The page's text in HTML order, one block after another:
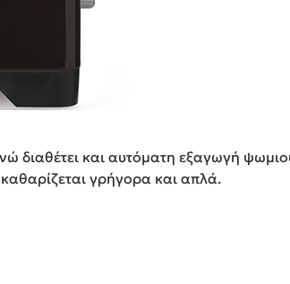
διαθέτει και αυτόματη εξαγωγή
γρήγορα και απλά.